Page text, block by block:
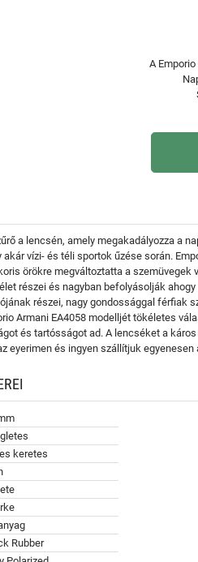
A
a lencsén, amely megakadályozza a
vízi- és téli sportok űzése során.
örökre megváltoztatta a
részei és nagyban befolyásolják
részei, nagy gondossággal férfiak
Armani EA4058 modelljét tökéletes
és tartósságot ad. A lencséket a
eyerimen és ingyen szállítjuk
keretes
Rubber